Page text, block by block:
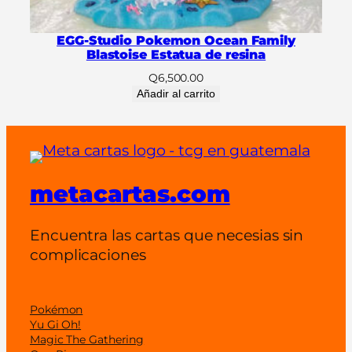
t
EGG-Studio Pokemon Ocean Family
Blastoise Estatua de resina
Q6,500.00
Añadir al carrito
metacartas.com
Encuentra las cartas que necesias sin
complicaciones
Pokémon
Yu Gi Oh!
Magic The Gathering